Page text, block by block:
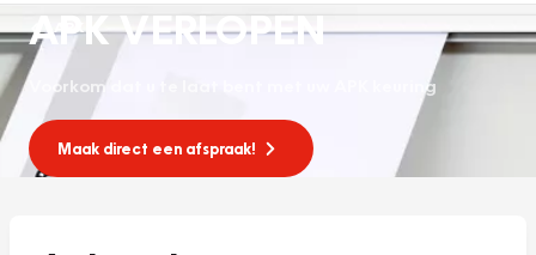
APK VERLOPEN
Voorkom dat u te laat bent met uw APK keuring
Maak direct een afspraak!